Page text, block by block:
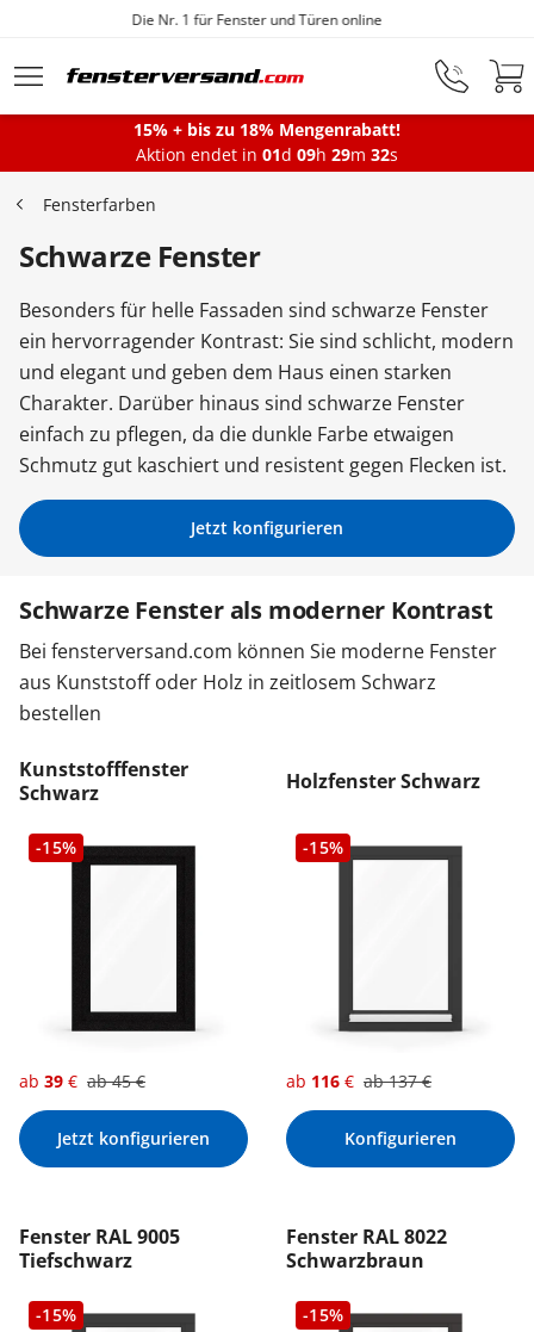
Zum Hauptinhalt springen
Fensterfabrik seit 1872
Montageservice
Balkontüren
Terrassentüren
Zäune & Tore
15% + bis zu 18% Mengenrabatt!
Aktion endet in 01d 09h 29m 31s
Fensterfarben
Schwarze Fenster
Besonders für helle Fassaden sind schwarze Fenster
ein hervorragender Kontrast: Sie sind schlicht, modern
und elegant und geben dem Haus einen starken
Charakter. Darüber hinaus sind schwarze Fenster
einfach zu pflegen, da die dunkle Farbe etwaigen
Schmutz gut kaschiert und resistent gegen Flecken ist.
Jetzt konfigurieren
Schwarze Fenster als moderner Kontrast
Bei fensterversand.com können Sie moderne Fenster
aus Kunststoff oder Holz in zeitlosem Schwarz
bestellen
Kunststofffenster
Schwarz
-15%
ab 39 € ab45€
Jetzt konfigurieren
Holzfenster Schwarz
-15%
ab 116 € ab137€
Konfigurieren
Fenster RAL 9005
Tiefschwarz
-15%
Fenster RAL 8022
Schwarzbraun
-15%